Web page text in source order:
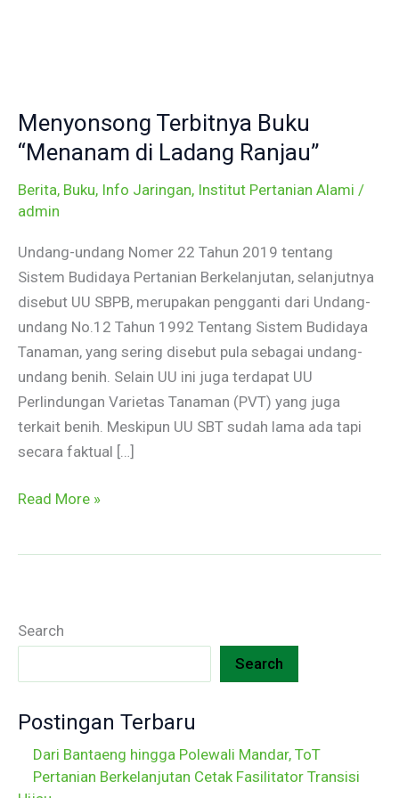
Menyonsong Terbitnya Buku
“Menanam di Ladang Ranjau”
Berita, Buku, Info Jaringan, Institut Pertanian Alami /
admin
Undang-undang Nomer 22 Tahun 2019 tentang
Sistem Budidaya Pertanian Berkelanjutan, selanjutnya
disebut UU SBPB, merupakan pengganti dari Undang-
undang No.12 Tahun 1992 Tentang Sistem Budidaya
Tanaman, yang sering disebut pula sebagai undang-
undang benih. Selain UU ini juga terdapat UU
Perlindungan Varietas Tanaman (PVT) yang juga
terkait benih. Meskipun UU SBT sudah lama ada tapi
secara faktual […]
Buku
“Menanam
Ladang
Ranjau”
Read More »
Search
Search
Postingan Terbaru
Dari Bantaeng hingga Polewali Mandar, ToT
Pertanian Berkelanjutan Cetak Fasilitator Transisi